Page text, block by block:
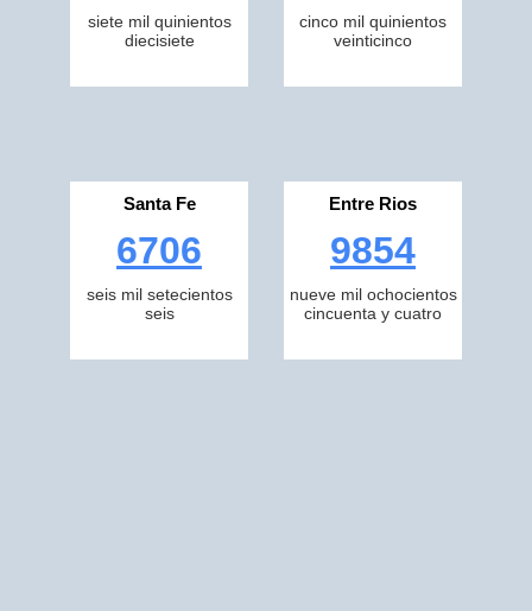
siete mil quinientos
diecisiete
cinco mil quinientos
veinticinco
Santa Fe
6706
seis mil setecientos
seis
Entre Rios
9854
nueve mil ochocientos
cincuenta y cuatro